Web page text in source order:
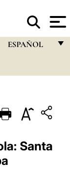
ESPAÑOL
PORTUGUÊS
ESPAÑOL
DEUTSCH
Santa